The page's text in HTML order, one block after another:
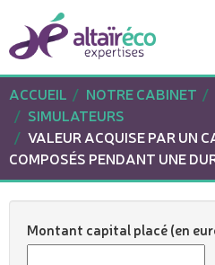
ACCUEIL
NOTRE CABINET
SIMULATEURS
VALEUR ACQUISE PAR UN
COMPOSÉS PENDANT UNE
Montant capital placé (en